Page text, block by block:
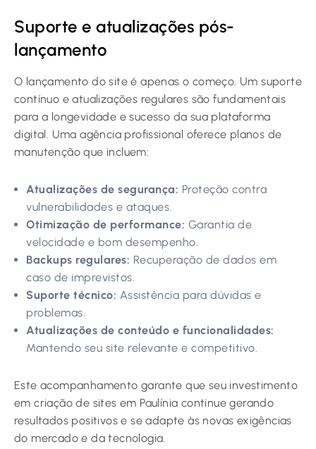
Suporte e atualizações pós-
lançamento
O lançamento do site é apenas o começo. Um suporte
contínuo e atualizações regulares são fundamentais
para a longevidade e sucesso da sua plataforma
digital. Uma agência profissional oferece planos de
manutenção que incluem:
Atualizações de segurança: Proteção contra
vulnerabilidades e ataques.
Otimização de performance: Garantia de
velocidade e bom desempenho.
Backups regulares: Recuperação de dados em
caso de imprevistos.
Suporte técnico: Assistência para dúvidas e
problemas.
Atualizações de conteúdo e funcionalidades:
Mantendo seu site relevante e competitivo.
Este acompanhamento garante que seu investimento
em criação de sites em Paulínia continue gerando
resultados positivos e se adapte às novas exigências
do mercado e da tecnologia.